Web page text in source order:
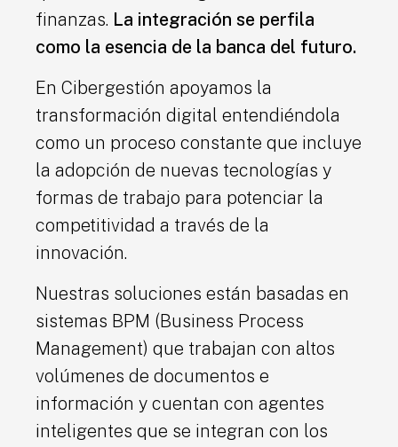
finanzas. La integración se perfila
como la esencia de la banca del futuro.
En Cibergestión apoyamos la
transformación digital entendiéndola
como un proceso constante que incluye
la adopción de nuevas tecnologías y
formas de trabajo para potenciar la
competitividad a través de la
innovación.
Nuestras soluciones están basadas en
sistemas BPM (Business Process
Management) que trabajan con altos
volúmenes de documentos e
información y cuentan con agentes
inteligentes que se integran con los